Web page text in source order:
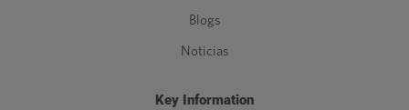
Blogs
Noticias
Key Information